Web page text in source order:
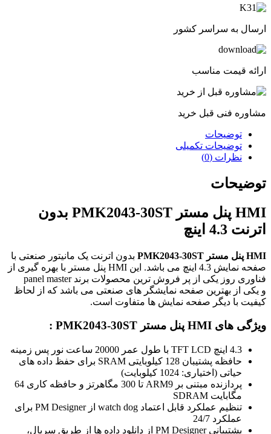
ارسال به سراسر کشور
ارائه قیمت مناسب
مشاوره فنی قبل خرید
توضیحات
توضیحات تکمیلی
نظرات (0)
توضیحات
HMI پنل مستر PMK2043-30ST بدون
اترنت 4.3 اینچ
HMI پنل مستر PMK2043-30ST
بدون اترنت یک مانیتور صنعتی با
صفحه نمایش 4.3 اینچ می باشد. این HMI پنل مستر با بهره گیری از
فناوری روز یکی از پر فروش ترین محصولات برند panel master
و یکی از بهترین صفحه نمایشگر های صنعتی می باشد که از لحاظ
کیفیت با دیگر صفحه نمایش ها متفاوت است.
ویژگی های HMI پنل مستر PMK2043-30ST :
4.3 اینچ TFT LCD با طول عمر 20000 ساعت نور پس زمینه
حافظه پشتیبان 128 کیلوبایتی SRAM برای حفظ داده های
حیاتی (اختیاری: 1024 کیلوبایت)
پردازنده مبتنی بر ARM9 تا 300 مگاهرتز و حافظه کاری 64
مگابایت SDRAM
تنظیم عملکرد قابل اعتماد watch dog از PM Designer برای
عملکرد 24/7
پشتیبانی PM Designer از دانلود داده ها از طریق سریال،